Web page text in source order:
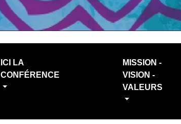
ICI LA
CONFÉRENCE
MISSION -
VISION -
VALEURS